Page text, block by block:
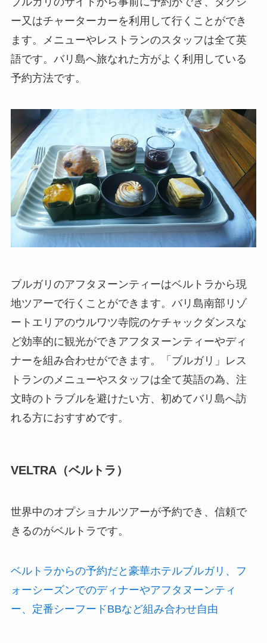
ー又はチャーターカーを利用して行くことができ
ます。メニューやレストランのスタッフは全て英
語です。バリ島へ旅なれた方がよく利用している
予約方法です。
ブルガリのアフタヌーンティーはベルトラから現
地ツアーで行くことができます。バリ島南部リゾ
ートエリアのウルワツ寺院のケチャックダンスな
ど効率的に観光ができアフタヌーンティーやディ
ナーを組み合わせができます。「ブルガリ」レス
トランのメニューやスタッフは全て英語の為、注
文時のトラブルを避けたい方、初めてバリ島へ訪
れる方におすすめです。
VELTRA（ベルトラ）
世界中のオプショナルツアーが予約でき、信頼で
きるのがベルトラです。
ベルトラからの予約だと豪華ホテルブルガリ、フ
ォーシーズンでのディナーやアフタヌーンティ
ー、定番シーフードBBなど組み合わせ自由